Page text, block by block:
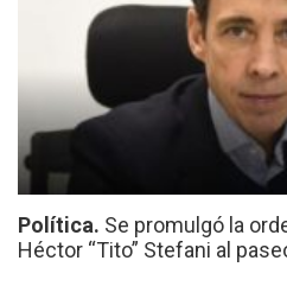
Política. Se promulgó la
Héctor “Tito” Stefani al